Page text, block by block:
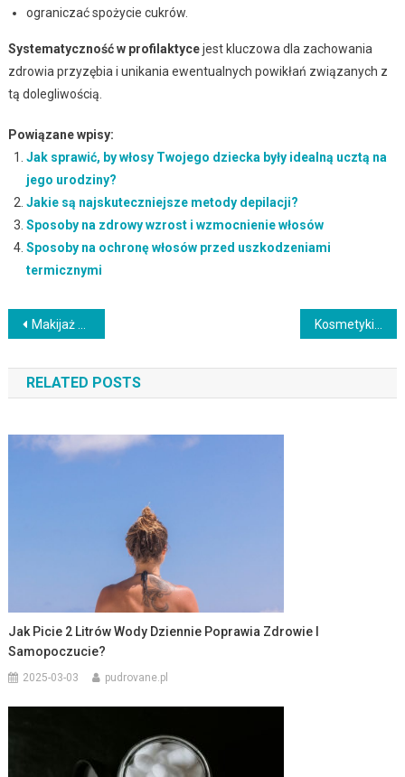
ograniczać spożycie cukrów.
Systematyczność w profilaktycejest kluczowa dla zachowania
zdrowia przyzębia i unikania ewentualnych powikłań związanych z
tą dolegliwością.
Powiązane wpisy:
Jak sprawić, by włosy Twojego dziecka były idealną ucztą na
jego urodziny?
Jakie są najskuteczniejsze metody depilacji?
Sposoby na zdrowy wzrost i wzmocnienie włosów
Sposoby na ochronę włosów przed uszkodzeniami
termicznymi
Nawigacja
wpisu
Makijaż ślubny z czerwonymi ustami – kluczowe porady i inspiracje
RELATED POSTS
Jak Picie 2 Litrów Wody Dziennie Poprawia Zdrowie I
Samopoczucie?
2025-03-03 pudrovane.pl